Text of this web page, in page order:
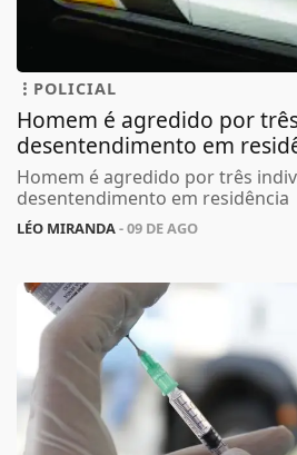
POLICIAL
Homem é agredido por
desentendimento em
Homem é agredido por três
desentendimento em residência
LÉO MIRANDA- 09 DE AGO